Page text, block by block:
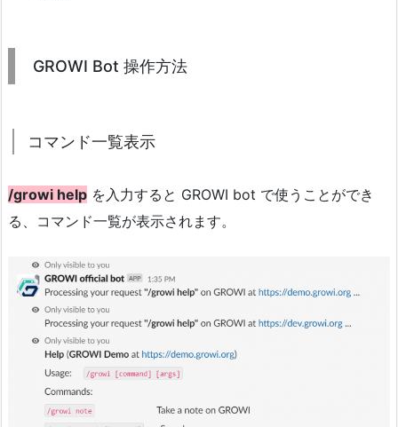
GROWI Bot 操作方法
コマンド一覧表示
/growi help を入力すると GROWI bot で使うことができ
る、コマンド一覧が表示されます。